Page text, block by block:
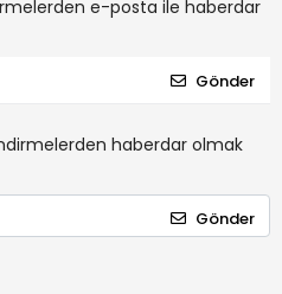
e-posta ile haberdar
Gönder
haberdar olmak
Gönder